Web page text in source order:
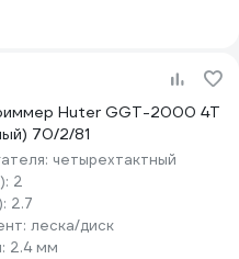
Huter GGT-2000 4Т
70/2/81
четырехтактный
2
2.7
леска/диск
2.4 мм